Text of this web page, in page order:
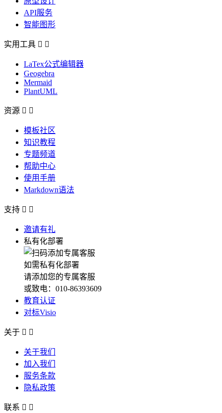
API服务
智能图形
实用工具  
LaTex公式编辑器
Geogebra
Mermaid
PlantUML
资源  
模板社区
知识教程
专题频道
帮助中心
使用手册
Markdown语法
支持  
邀请有礼
私有化部署
如需私有化部署
请添加您的专属客服
或致电：010-86393609
教育认证
对标Visio
关于  
关于我们
加入我们
服务条款
隐私政策
联系  